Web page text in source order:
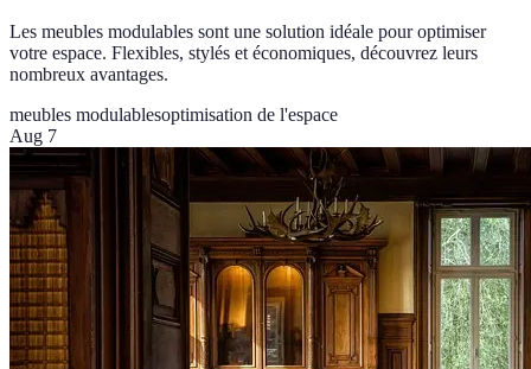
Les meubles modulables sont une solution idéale pour optimiser
votre espace. Flexibles, stylés et économiques, découvrez leurs
nombreux avantages.
meubles modulablesoptimisation de l'espace
Aug 7